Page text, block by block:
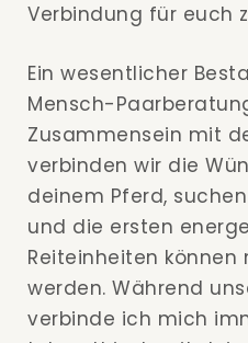
Verbindung für euch
Ein wesentlicher
Mensch-
Zusammensein mit
verbinden wir die
deinem Pferd,
und die ersten
Reiteinheiten können
werden. Während
verbinde ich mich